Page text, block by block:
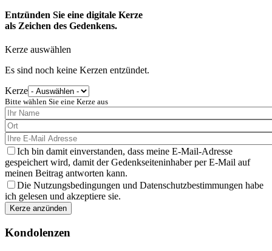
Entzünden Sie eine digitale Kerze
als Zeichen des Gedenkens.
Kerze auswählen
Es sind noch keine Kerzen entzündet.
Kerze
Bitte wählen Sie eine Kerze aus
Ich bin damit einverstanden, dass meine E-Mail-Adresse
gespeichert wird, damit der Gedenkseiteninhaber per E-Mail auf
meinen Beitrag antworten kann.
Die Nutzungsbedingungen und Datenschutzbestimmungen habe
ich gelesen und akzeptiere sie.
Kondolenzen